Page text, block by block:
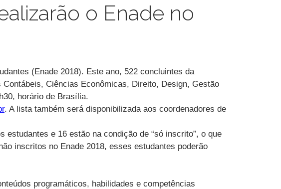
o Enade no
(Enade 2018). Este ano, 522 concluintes da
Ciências Econômicas, Direito, Design, Gestão
horário de Brasília.
. A lista também será disponibilizada aos coordenadores de
e 16 estão na condição de “só inscrito”, o que
inscritos no Enade 2018, esses estudantes poderão
programáticos, habilidades e competências